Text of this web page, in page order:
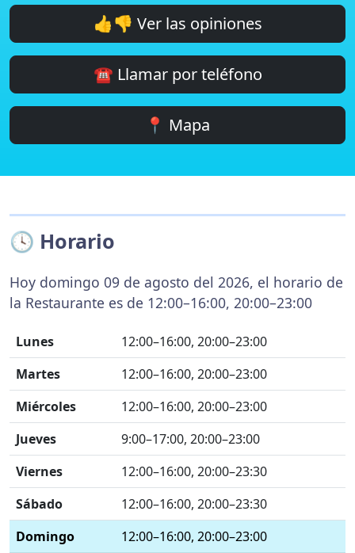
👍👎 Ver las opiniones
☎️ Llamar por teléfono
📍 Mapa
🕓 Horario
Hoy domingo 09 de agosto del 2026, el horario de
la Restaurante es de 12:00–16:00, 20:00–23:00
Lunes
12:00–16:00, 20:00–23:00
Martes
12:00–16:00, 20:00–23:00
Miércoles
12:00–16:00, 20:00–23:00
Jueves
9:00–17:00, 20:00–23:00
Viernes
12:00–16:00, 20:00–23:30
Sábado
12:00–16:00, 20:00–23:30
Domingo
12:00–16:00, 20:00–23:00